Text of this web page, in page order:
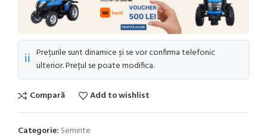
ℹ️ Prețurile sunt dinamice și se vor confirma telefonic
ulterior. Prețul se poate modifica.
Compară Add to wishlist
Categorie: Seminte